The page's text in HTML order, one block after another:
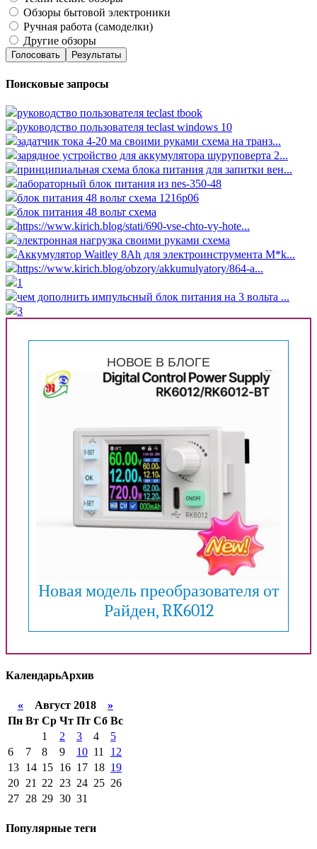
Обзоры бытовой электроники
Ручная работа (самоделки)
Другие обзоры
Голосовать Результаты
Поисковые запросы
руководство пользователя teclast tbook
руководство пользователя teclast windows 10
задатчик тока 4-20 ма своими руками схема на транз...
зарядное устройство для аккумулятора шуруповерта 2...
принципиальная схема блока питания для запитки вен...
лабораторный блок питания из nes-350-48
блок питания 48 вольт схема 1216p06
блок питания 48 вольт схема
https://www.kirich.blog/stati/690-vse-chto-vy-hote...
электронная нагрузка своими руками схема
Аккумулятор Waitley 8Ah для электроинструмента M*k...
https://www.kirich.blog/obzory/akkumulyatory/864-a...
1
чем дополнить импульсный блок питания на 3 вольта ...
3
НОВОЕ В БЛОГЕ
Новая модель преобразователя от
Райден, RK6012
КалендарьАрхив
« Август 2018 »
Пн Вт Ср Чт Пт Сб Вс
1
2 3 4
5
6
7 8 9 10 11
12
13 14 15 16 17 18 19
20 21 22 23 24 25 26
27 28 29 30 31
Популярные теги